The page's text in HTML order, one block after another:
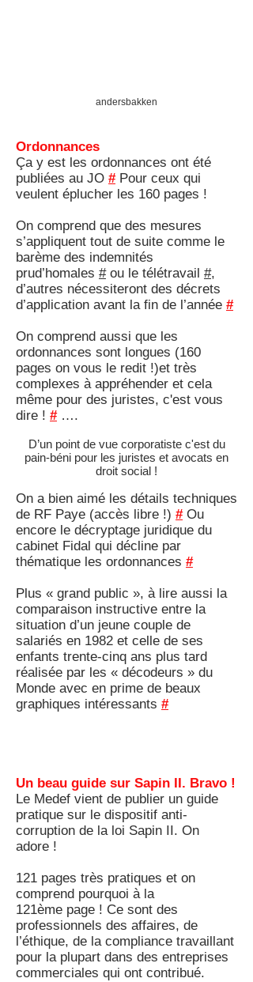
andersbakken
Ordonnances
Ça y est les ordonnances ont été
publiées au JO # Pour ceux qui
veulent éplucher les 160 pages !
On comprend que des mesures
s’appliquent tout de suite comme le
barème des indemnités
prud’homales #ou le télétravail #,
d’autres nécessiteront des décrets
d’application avant la fin de l’année #
On comprend aussi que les
ordonnances sont longues (160
pages on vous le redit !)et très
complexes à appréhender et cela
même pour des juristes, c'est vous
dire ! # ….
D’un point de vue corporatiste c'est du
pain-béni pour les juristes et avocats en
droit social !
On a bien aimé les détails techniques
de RF Paye (accès libre !) #Ou
encore le décryptage juridique du
cabinet Fidal qui décline par
thématique les ordonnances #
Plus « grand public », à lire aussi la
comparaison instructive entre la
situation d’un jeune couple de
salariés en 1982 et celle de ses
enfants trente-cinq ans plus tard
réalisée par les « décodeurs » du
Monde avec en prime de beaux
graphiques intéressants #
Un beau guide sur Sapin II. Bravo !
Le Medef vient de publier un guide
pratique sur le dispositif anti-
corruption de la loi Sapin II. On
adore !
121 pages très pratiques et on
comprend pourquoi à la
121ème page ! Ce sont des
professionnels des affaires, de
l’éthique, de la compliance travaillant
pour la plupart dans des entreprises
commerciales qui ont contribué.